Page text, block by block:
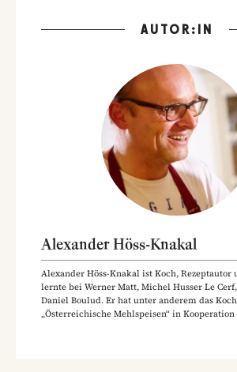
AUTOR:IN
Alexander Höss-Knakal
Alexander Höss-Knakal ist Koch, Rezeptautor
lernte bei Werner Matt, Michel Husser Le
Daniel Boulud. Er hat unter anderem das
„Österreichische Mehlspeisen“ in